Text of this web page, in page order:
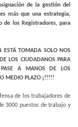
de la gestión del
más que una estrategia,
de los Registradores, para
ESTÁ TOMADA SOLO NOS
LOS CIUDADANOS PARA
PASE A MANOS DE LOS
O MEDIO PLAZO ¡!!!!!
de los trabajadores de
3000 puestos de trabajo y